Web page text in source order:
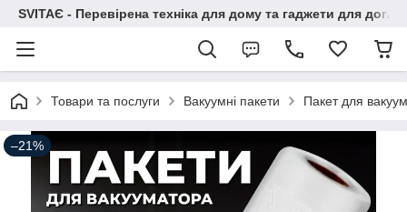
SVITAЄ - Перевірена техніка для дому та гаджети для
Товари та послуги Вакуумні пакети Пакет для
–21%